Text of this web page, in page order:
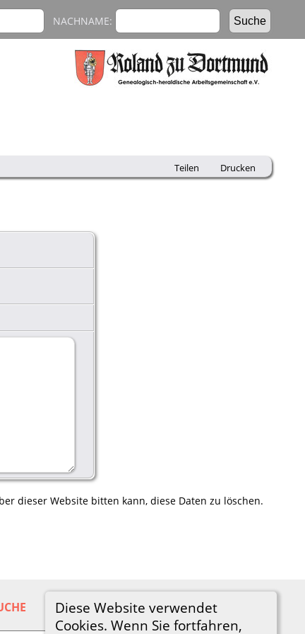
NACHNAME:
Teilen Drucken
Diese Website verwendet
Cookies. Wenn Sie fortfahren,
dieser Website bitten kann, diese Daten zu löschen.